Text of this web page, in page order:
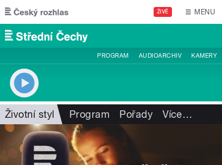
Přejít k hlavnímu obsahu
ŽIVĚ MENU
PROGRAM AUDIOARCHIV KAMERY
Životní styl Program Pořady Více…